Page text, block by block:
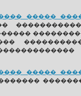
�����
�����